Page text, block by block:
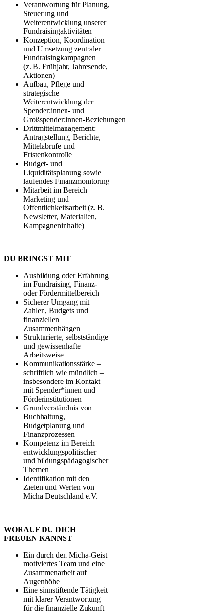
Verantwortung für Planung,
Steuerung und
Weiterentwicklung unserer
Fundraisingaktivitäten
Konzeption, Koordination
und Umsetzung zentraler
Fundraisingkampagnen
(z. B. Frühjahr, Jahresende,
Aktionen)
Aufbau, Pflege und
strategische
Weiterentwicklung der
Spender:innen‑ und
Großspender:innen‑Beziehungen
Drittmittelmanagement:
Antragstellung, Berichte,
Mittelabrufe und
Fristenkontrolle
Budget‑ und
Liquiditätsplanung sowie
laufendes Finanzmonitoring
Mitarbeit im Bereich
Marketing und
Öffentlichkeitsarbeit (z. B.
Newsletter, Materialien,
Kampagneninhalte)
DU BRINGST MIT
Ausbildung oder Erfahrung
im Fundraising, Finanz‑
oder Fördermittelbereich
Sicherer Umgang mit
Zahlen, Budgets und
finanziellen
Zusammenhängen
Strukturierte, selbstständige
und gewissenhafte
Arbeitsweise
Kommunikationsstärke –
schriftlich wie mündlich –
insbesondere im Kontakt
mit Spender*innen und
Förderinstitutionen
Grundverständnis von
Buchhaltung,
Budgetplanung und
Finanzprozessen
Kompetenz im Bereich
entwicklungspolitischer
und bildungspädagogischer
Themen
Identifikation mit den
Zielen und Werten von
Micha Deutschland e.V.
WORAUF DU DICH
FREUEN KANNST
Ein durch den Micha-Geist
motiviertes Team und eine
Zusammenarbeit auf
Augenhöhe
Eine sinnstiftende Tätigkeit
mit klarer Verantwortung
für die finanzielle Zukunft